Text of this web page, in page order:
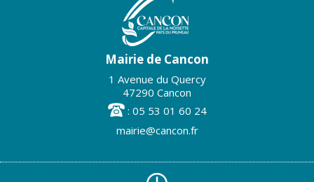
Mairie de Cancon
1 Avenue du Quercy
47290 Cancon
: 05 53 01 60 24
mairie@cancon.fr